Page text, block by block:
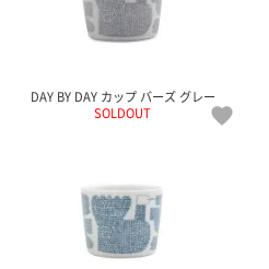
DAY BY DAY カップ バーズ グレー
SOLDOUT